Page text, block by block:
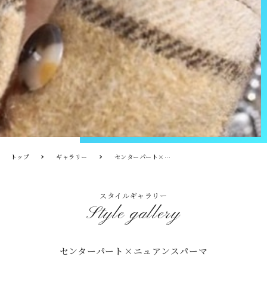
トップ ギャラリー センターパート×ニュアンスパーマ
スタイルギャラリー
Style gallery
センターパート×ニュアンスパーマ